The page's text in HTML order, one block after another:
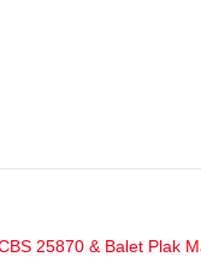
25870 & Balet Plak